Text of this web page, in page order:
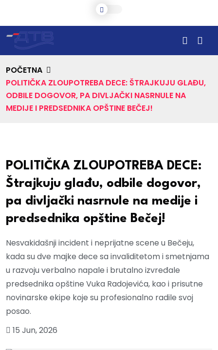
POČETNA
POLITIČKA ZLOUPOTREBA DECE: ŠTRAJKUJU GLAĐU,
ODBILE DOGOVOR, PA DIVLJAČKI NASRNULE NA
MEDIJE I PREDSEDNIKA OPŠTINE BEČEJ!
POLITIČKA ZLOUPOTREBA DECE:
Štrajkuju glađu, odbile dogovor,
pa divljački nasrnule na medije i
predsednika opštine Bečej!
Nesvakidašnji incident i neprijatne scene u Bečeju,
kada su dve majke dece sa invaliditetom i smetnjama
u razvoju verbalno napale i brutalno izvređale
predsednika opštine Vuka Radojevića, kao i prisutne
novinarske ekipe koje su profesionalno radile svoj
posao.
15 Jun, 2026